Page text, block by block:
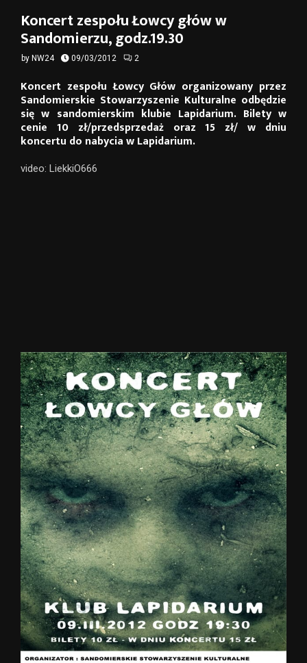
Koncert zespołu Łowcy głów w
Sandomierzu, godz.19.30
by NW24 09/03/2012 2
Koncert zespołu Łowcy Głów organizowany przez
Sandomierskie Stowarzyszenie Kulturalne odbędzie
się w sandomierskim klubie Lapidarium. Bilety w
cenie 10 zł/przedsprzedaż oraz 15 zł/ w dniu
koncertu do nabycia w Lapidarium.
video: LiekkiO666